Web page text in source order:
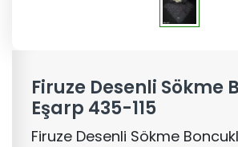
Firuze Desenli Sökme
Eşarp 435-115
Firuze Desenli Sökme